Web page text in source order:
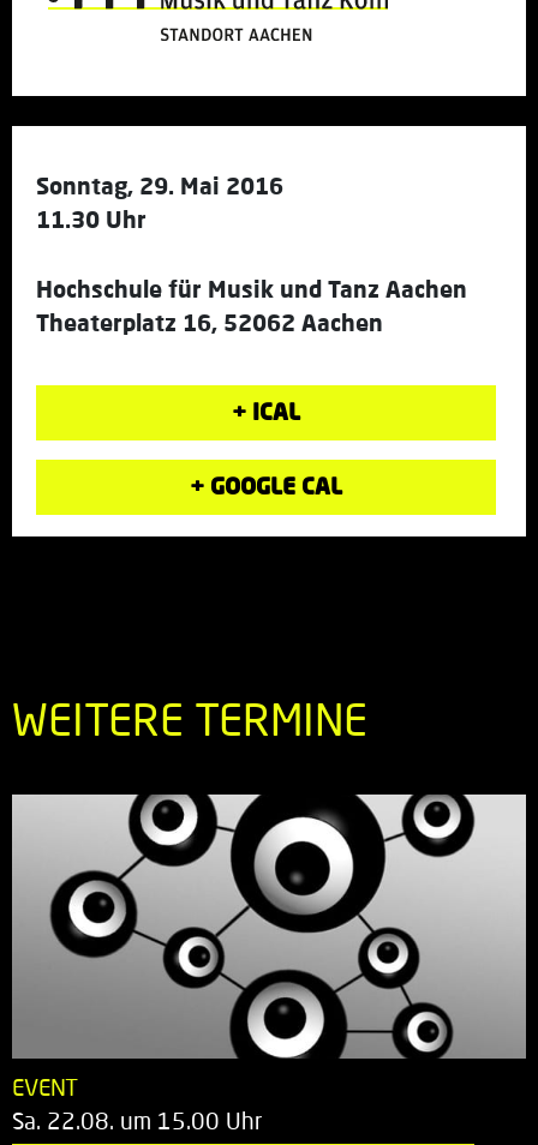
Sonntag, 29. Mai 2016
11.30 Uhr
Hochschule für Musik und Tanz Aachen
Theaterplatz 16, 52062 Aachen
+ ICAL
+ GOOGLE CAL
WEITERE TERMINE
EVENT
Sa. 22.08. um 15.00 Uhr